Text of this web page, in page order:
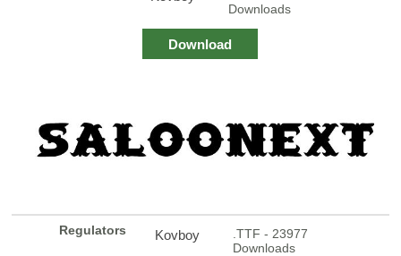
Downloads
Download
Regulators Kovboy
.TTF - 23977
Downloads